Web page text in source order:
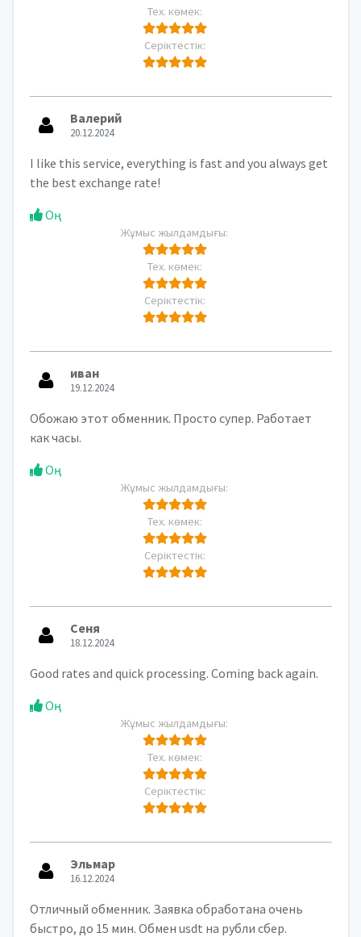
Тех. көмек:
Серіктестік:
Валерий
20.12.2024
I like this service, everything is fast and you always get
the best exchange rate!
Оң
Жұмыс жылдамдығы:
Тех. көмек:
Серіктестік:
иван
19.12.2024
Обожаю этот обменник. Просто супер. Работает
как часы.
Оң
Жұмыс жылдамдығы:
Тех. көмек:
Серіктестік:
Сеня
18.12.2024
Good rates and quick processing. Coming back again.
Оң
Жұмыс жылдамдығы:
Тех. көмек:
Серіктестік:
Эльмар
16.12.2024
Отличный обменник. Заявка обработана очень
быстро, до 15 мин. Обмен usdt на рубли сбер.